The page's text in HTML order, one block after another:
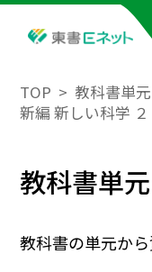
TOP
教科書単
新編 新しい科学 ２
教科書単
教科書の単元から